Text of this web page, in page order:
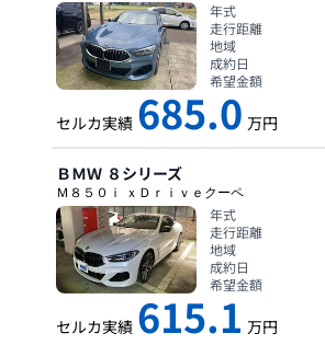
年式
走行距離
地域
成約日
希望金額
セルカ実績 685.0 万円
ＢＭＷ ８シリーズ
Ｍ８５０ｉ ｘＤｒｉｖｅクーペ
年式
走行距離
地域
成約日
希望金額
セルカ実績 615.1 万円